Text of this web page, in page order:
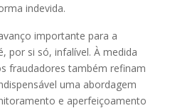
indevida.
importante para a
por si só, infalível. À medida
fraudadores também refinam
uma abordagem
e aperfeiçoamento